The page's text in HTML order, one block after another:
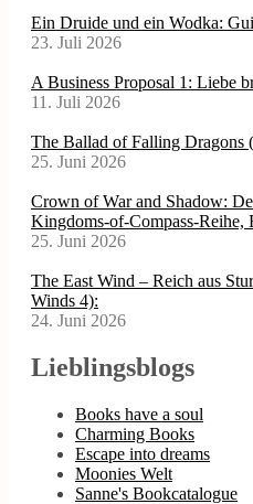
Ein Druide und ein Wodka:
23. Juli 2026
A Business Proposal 1: Liebe
11. Juli 2026
The Ballad of Falling Dragons
25. Juni 2026
Crown of War and Shadow:
Kingdoms-of-Compass-Reihe,
25. Juni 2026
The East Wind – Reich aus
Winds 4):
24. Juni 2026
Lieblingsblogs
Books have a soul
Charming Books
Escape into dreams
Moonies Welt
Sanne's Bookcatalogue